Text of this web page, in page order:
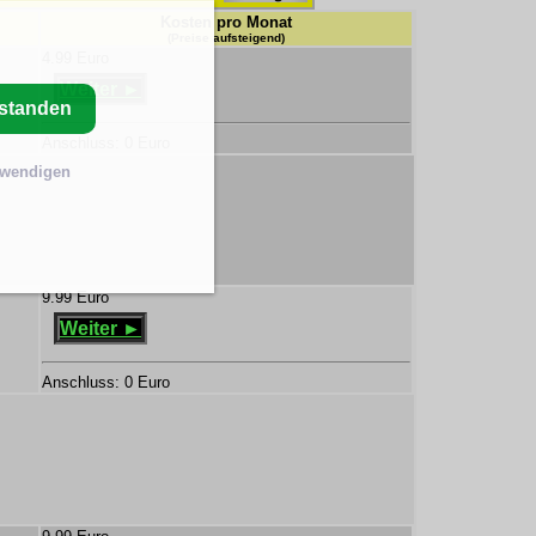
Kosten pro Monat
(Preise aufsteigend)
Weiter ►
9.99 Euro
Weiter ►
Anschluss: 0 Euro